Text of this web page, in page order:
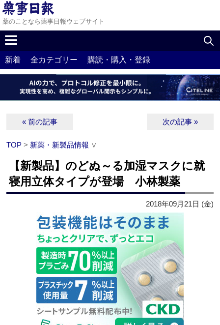
薬のことなら薬事日報ウェブサイト
新着 全カテゴリー 購読・購入・登録
« 前の記事 次の記事 »
TOP > 新薬・新製品情報 ∨
【新製品】のどぬ～る加湿マスクに就
寝用立体タイプが登場 小林製薬
2018年09月21日 (金)